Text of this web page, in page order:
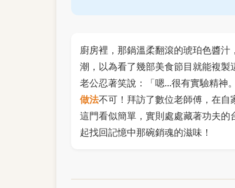
廚房裡，那鍋溫柔翻滾的琥珀色醬
潮，以為看了幾部美食節目就能複製
老公忍著笑說：「嗯...很有實驗精神
做法不可！拜訪了數位老師傅，在
這門看似簡單，實則處處藏著功夫
起找回記憶中那碗銷魂的滋味！